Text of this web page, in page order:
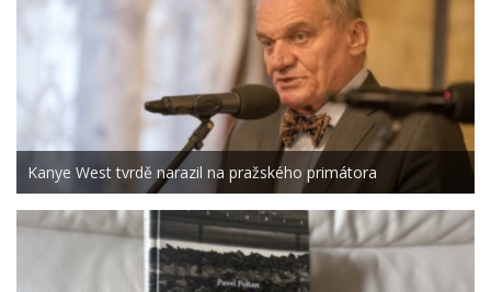
Kanye West tvrdě narazil na pražského primátora